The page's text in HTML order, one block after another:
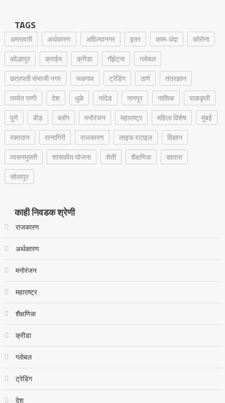
TAGS
अमरावती अर्थकारण अहिल्यानगर इतर काम-धंदा
कोरोना
कोल्हापूर
क्राईम क्रीडा गॅझेट्स
ग्लोबल
छत्रपती संभाजी नगर
जळगाव ट्रेडिंग ठाणे
तंत्रज्ञान
तब्येत पाणी
देश धुळे नांदेड नागपूर नाशिक
पाककृती
पुणे
बीड ब्लॉग मनोरंजन महाराष्ट्र महिला विशेष
मुंबई
रक्‍तदान
रत्नागिरी राजकारण लाइफ स्टाइल
विज्ञान
व्यसनमुक्ती
शासकीय योजना शेती शैक्षणिक
सातारा
सोलापूर
काही निवडक श्रेणी
राजकारण
अर्थकारण
मनोरंजन
महाराष्ट्र
शैक्षणिक
क्रीडा
ग्लोबल
ट्रेडिंग
देश